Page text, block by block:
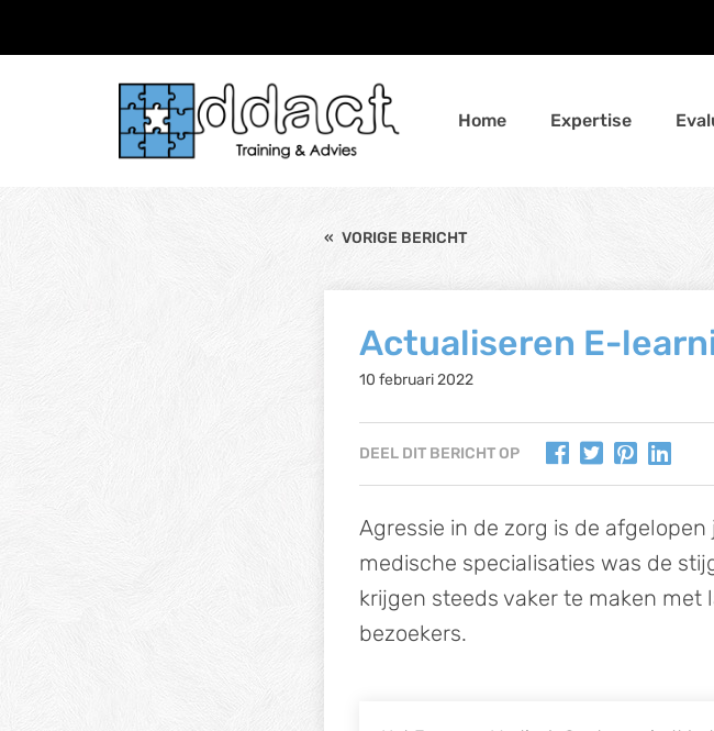
Home Expertise
« VORIGE BERICHT
Actualiseren E-
10 februari 2022
DEEL DIT BERICHT OP
Agressie in de zorg is de
medische specialisaties was de
krijgen steeds vaker te maken
bezoekers.